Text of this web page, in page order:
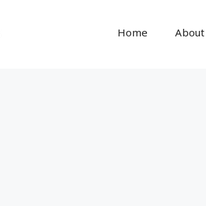
Home About